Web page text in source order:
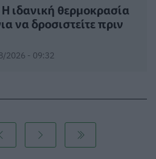
ιδανική θερμοκρασία
να δροσιστείτε πριν
2026 - 09:32